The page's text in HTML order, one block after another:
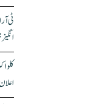
ٹی